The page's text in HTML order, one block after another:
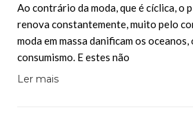
Ao contrário da moda, que é cíclica, o
renova constantemente, muito pelo
moda em massa danificam os
consumismo. E estes não
Ler mais